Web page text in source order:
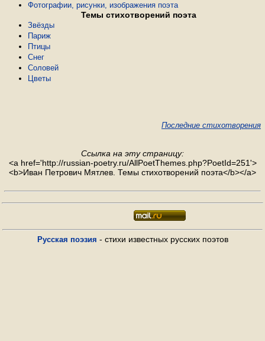
Рейтинг русских поэтов
Рейтинг стихотворений
Фотографии, рисунки, изображения поэта
Темы стихотворений поэта
Звёзды
Париж
Птицы
Снег
Соловей
Цветы
Последние стихотворения
Ссылка на эту страницу:
<a href='http://russian-poetry.ru/AllPoetThemes.php?PoetId=251'>
<b>Иван Петрович Мятлев. Темы стихотворений поэта</b></a>
Русская поэзия - стихи известных русских поэтов